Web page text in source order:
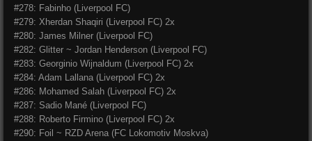
#278: Fabinho (Liverpool FC)
#279: Xherdan Shaqiri (Liverpool FC) 2x
#280: James Milner (Liverpool FC)
#282: Glitter ~ Jordan Henderson (Liverpool FC)
#283: Georginio Wijnaldum (Liverpool FC) 2x
#284: Adam Lallana (Liverpool FC) 2x
#286: Mohamed Salah (Liverpool FC) 2x
#287: Sadio Mané (Liverpool FC)
#288: Roberto Firmino (Liverpool FC) 2x
#290: Foil ~ RZD Arena (FC Lokomotiv Moskva)